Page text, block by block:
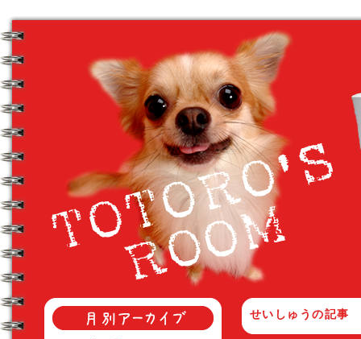
せいしゅうの記事